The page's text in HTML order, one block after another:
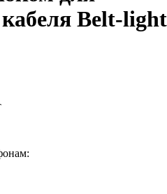
Belt-light